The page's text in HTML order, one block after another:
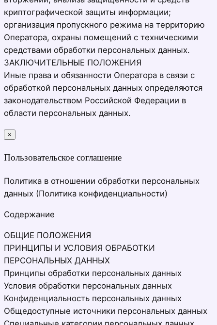
криптографической защиты информации;
организация пропускного режима на территорию
Оператора, охраны помещений с техническими
средствами обработки персональных данных.
ЗАКЛЮЧИТЕЛЬНЫЕ ПОЛОЖЕНИЯ
Иные права и обязанности Оператора в связи с
обработкой персональных данных определяются
законодательством Российской Федерации в
области персональных данных.
×
закрыть
Пользовательское соглашение
Политика в отношении обработки персональных
данных (Политика конфиденциальности)
Содержание
ОБЩИЕ ПОЛОЖЕНИЯ
ПРИНЦИПЫ И УСЛОВИЯ ОБРАБОТКИ
ПЕРСОНАЛЬНЫХ ДАННЫХ
Принципы обработки персональных данных
Условия обработки персональных данных
Конфиденциальность персональных данных
Общедоступные источники персональных данных